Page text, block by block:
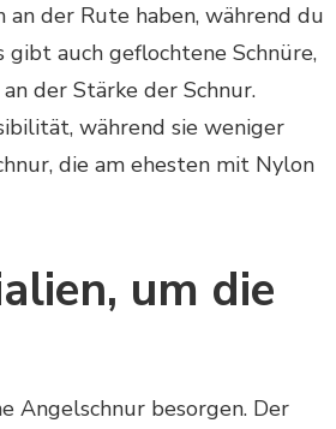
der Rute haben, während du
gibt auch geflochtene Schnüre,
der Stärke der Schnur.
während sie weniger
die am ehesten mit Nylon
um die
Angelschnur besorgen. Der